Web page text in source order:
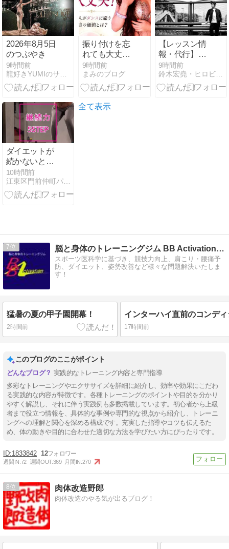
2026年8月5日
のつぶやき
9時間前
振り付けを忘
れても大丈
夫！大人がダ
ンスに通う本
当の価値と
ンス教室ブロ
9時間前
まみのブログ
【レッスン情
報・代行】代
行をお引き受
けしました。
9時間前
鈴木宏堯・ヒロビクスのfantasista
ダイエットが
続かないとい
うあなたへ。
続けられる5
つのステップ
10時間前
江東区門前仲町パーソナルトレーニング ダイエット・肩こり
全て表示
7 脳と身体のトレーニングジム BB Activation 公…
スポーツ医科学に基づき、競技力向上、肩こり・腰痛予
防、ダイエット、姿勢改善など様々な問題解決いたしま
す！
猛暑の夏の甲子園開幕！
2時間前 17時間前
このブログのここがポイント
実践的なトレーニング内容と専門指導
多彩なトレーニングやエクササイズを詳細に紹介し、効率や効果にこだわ
る実践的な内容が特徴です。各種トレーニングのポイントや目的を分かり
やすく解説し、それに伴う実践例も多数掲載しています。初心者から上級
者まで役立つ情報を、具体的な事例や専門的な視点から紹介し、トレーニ
ングへの理解と関心を深める構成です。充実した指導やコツも伝えるた
め、体の動きや目的に合わせた適切な方法を学びたい方にぴったりです。
1833842 12
週間IN:72 週間OUT:369 月間IN:270
8 肉体改造野郎
肉体改造のやる気が出るブログ！